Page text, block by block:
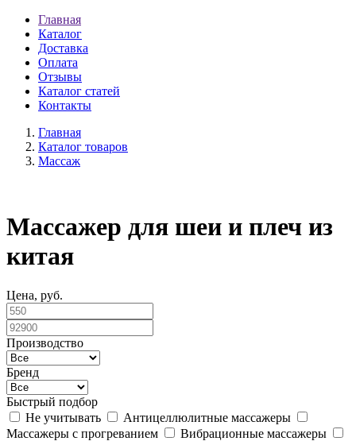
Главная
Каталог
Доставка
Оплата
Отзывы
Каталог статей
Контакты
Главная
Каталог товаров
Массаж
Массажер для шеи и плеч из
китая
Цена, руб.
Производство
Бренд
Быстрый подбор
Не учитывать
Антицеллюлитные массажеры
Массажеры с прогреванием
Вибрационные массажеры